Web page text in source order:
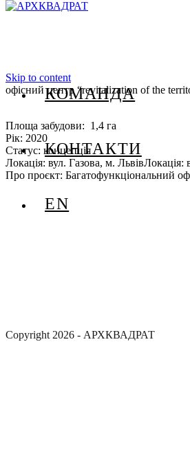
Skip to content
КОМАНДА
КОНТАКТИ
EN
офісний центр “revitalization of the
Площа забудови: 1,4 га
Рік: 2020
Статус: концепція
Локація: вул. Газова, м. ЛьвівЛокація:
Про проєкт: Багатофункціональний
Copyright 2026 - АРХКВАДРАТ